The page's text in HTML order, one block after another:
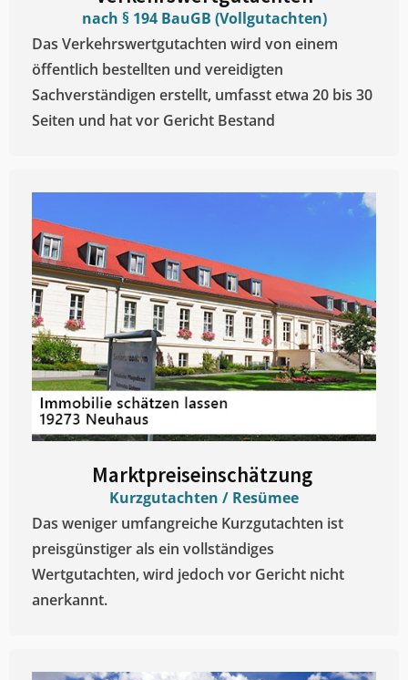
nach § 194 BauGB (Vollgutachten)
Das Verkehrswertgutachten wird von einem
öffentlich bestellten und vereidigten
Sachverständigen erstellt, umfasst etwa 20 bis 30
Seiten und hat vor Gericht Bestand
Marktpreiseinschätzung ​
Kurzgutachten / Resümee
Das weniger umfangreiche Kurzgutachten ist
preisgünstiger als ein vollständiges
Wertgutachten, wird jedoch vor Gericht nicht
anerkannt.